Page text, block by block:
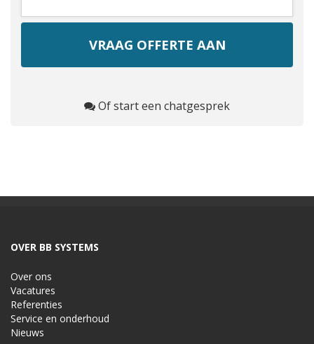
Of start een chatgesprek
OVER BB SYSTEMS
Over ons
Vacatures
Referenties
Service en onderhoud
Nieuws